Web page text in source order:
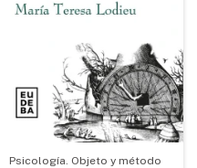
Psicología. Objeto y método